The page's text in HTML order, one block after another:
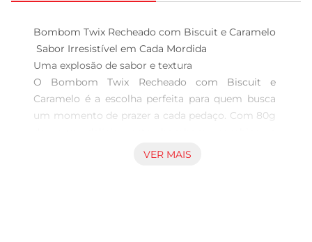
Bombom Twix Recheado com Biscuit e Caramelo
Sabor Irresistível em Cada Mordida
Uma explosão de sabor e textura
O Bombom Twix Recheado com Biscuit e
Caramelo é a escolha perfeita para quem busca
um momento de prazer a cada pedaço. Com 80g
crocância do biscuit com o sabor inconfundível
VER MAIS